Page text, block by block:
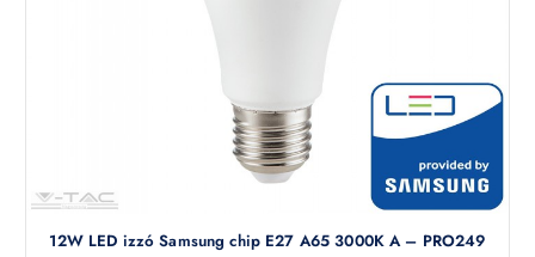
12W LED izzó Samsung chip E27 A65 3000K A – PRO249